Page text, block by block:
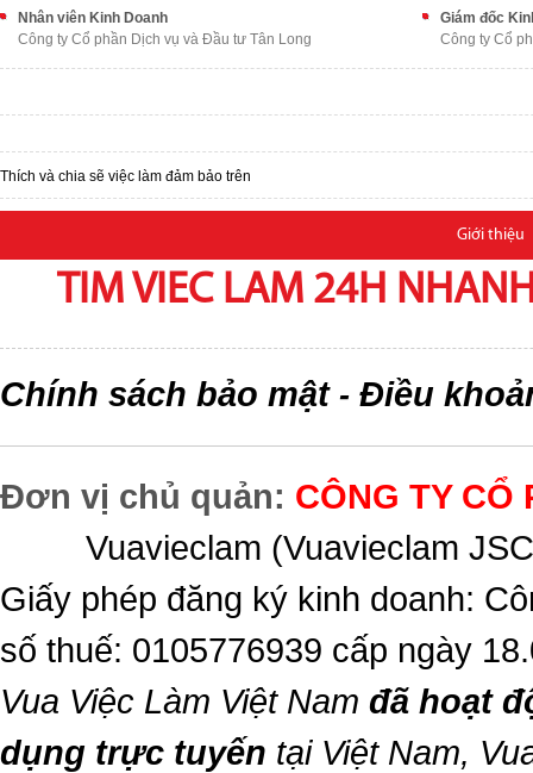
Nhân viên Kinh Doanh
Công ty Cổ phần Dịch vụ và Đầu tư Tân Long
Giám đốc
Công ty Cổ
Thích và chia sẽ việc làm đảm bảo trên
Giới thiệu
TIM VIEC LAM 24H
Chính sách bảo mật- Điều
Đơn vị chủ quản: CÔNG TY CỔ
Vuavieclam (Vuavieclam
Giấy phép đăng ký kinh doanh:
số thuế: 0105776939 cấp ngày
Vua Việc Làm Việt Nam đã hoạt
dụng trực tuyến tại Việt Nam,